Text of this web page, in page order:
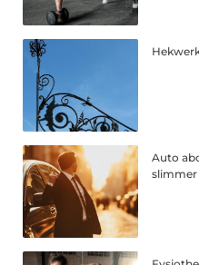
Auto
slimmer